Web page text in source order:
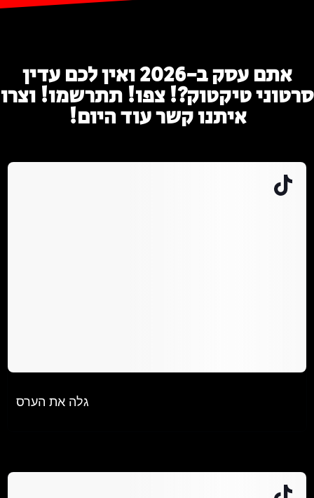
אתם עסק ב-2026 ואין לכם עדין
סרטוני טיקטוק?! צפו! תתרשמו! וצרו
איתנו קשר עוד היום!
גלה את הערס